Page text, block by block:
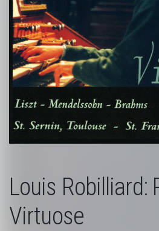
Louis Robilliard:
Virtuose